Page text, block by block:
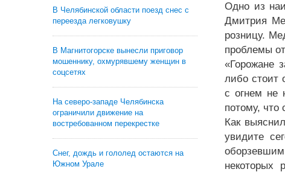
В Челябинской области поезд снес с
переезда легковушку
В Магнитогорске вынесли приговор
мошеннику, охмурявшему женщин в
соцсетях
На северо-западе Челябинска
ограничили движение на
востребованном перекрестке
Снег, дождь и гололед остаются на
Южном Урале
Одно из
Дмитрия
розницу.
проблемы
«Горожане
либо стоит
с огнем не
потому, что
Как
увидите
некоторых